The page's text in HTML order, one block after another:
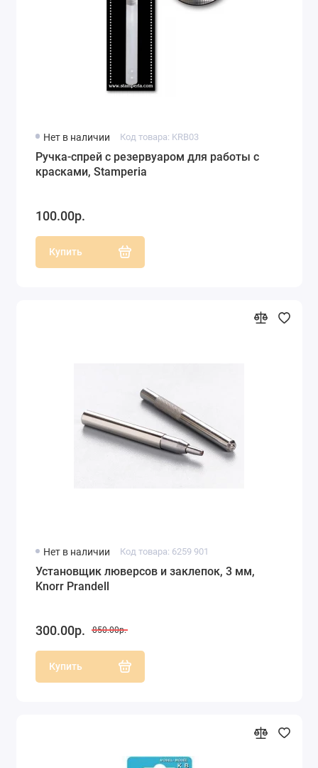
Нет в наличии Код товара: KRB03
Ручка-спрей с резервуаром для работы с
красками, Stamperia
100.00р.
Купить
Нет в наличии Код товара: 6259 901
Установщик люверсов и заклепок, 3 мм,
Knorr Prandell
300.00р. 850.00р.
Купить